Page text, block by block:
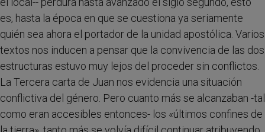
es, hasta la época en que se cuestiona ya seriamente
quién sea ahora el portador de la unidad apostólica. Varios
textos nos inducen a pensar que la convivencia de las dos
estructuras estuvo muy lejos del proceder sin conflictos.
La Tercera carta de Juan nos evidencia una situación
conflictiva del género. Pero cuanto más se alcanzaban -tal
como eran accesibles entonces- los «últimos confines de